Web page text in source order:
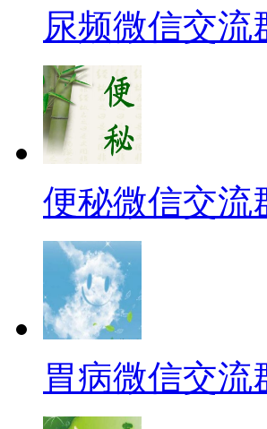
尿频微信交流
便秘微信交流
胃病微信交流